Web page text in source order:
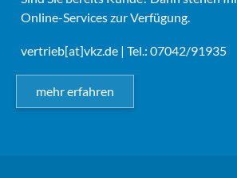
Online-Services zur Verfügung.
vertrieb[at]vkz.de | Tel.: 07042/91935
mehr erfahren